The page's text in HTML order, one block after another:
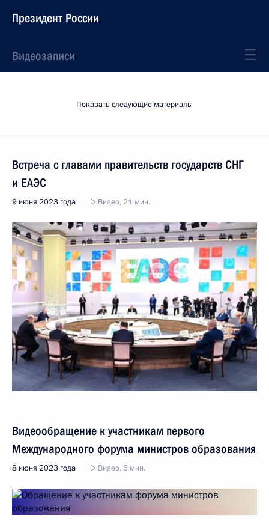
Президент России
Видеозаписи
Показать следующие материалы
Встреча с главами правительств государств СНГ
и ЕАЭС
9 июня 2023 года Видео, 21 мин.
Видеообращение к участникам первого
Международного форума министров образования
8 июня 2023 года Видео, 5 мин.